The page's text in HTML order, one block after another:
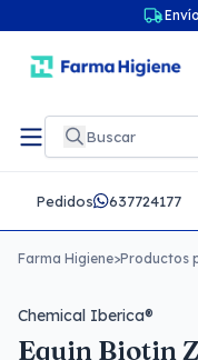
Pedidos 637724177
Farma Higiene>Productos
Chemical Iberica®
Equin Biotin